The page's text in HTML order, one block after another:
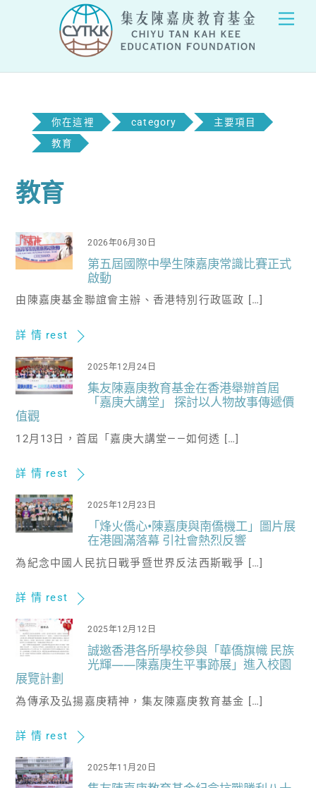
你在這裡 category
主要項目
教育
教育
2026年06月30日
第五屆國際中學生陳嘉庚常識比賽正式
啟動
由陳嘉庚基金聯誼會主辦、香港特別行政區政 […]
詳 情 rest
2025年12月24日
集友陳嘉庚教育基金在香港舉辦首屆
「嘉庚大講堂」 探討以人物故事傳遞價
值觀
12月13日，首屆「嘉庚大講堂——如何透 […]
詳 情 rest
2025年12月23日
「烽火僑心•陳嘉庚與南僑機工」圖片展
在港圓滿落幕 引社會熱烈反響
為紀念中國人民抗日戰爭暨世界反法西斯戰爭 […]
詳 情 rest
2025年12月12日
誠邀香港各所學校參與「華僑旗幟 民族
光輝——陳嘉庚生平事跡展」進入校園
展覽計劃
為傳承及弘揚嘉庚精神，集友陳嘉庚教育基金 […]
詳 情 rest
2025年11月20日